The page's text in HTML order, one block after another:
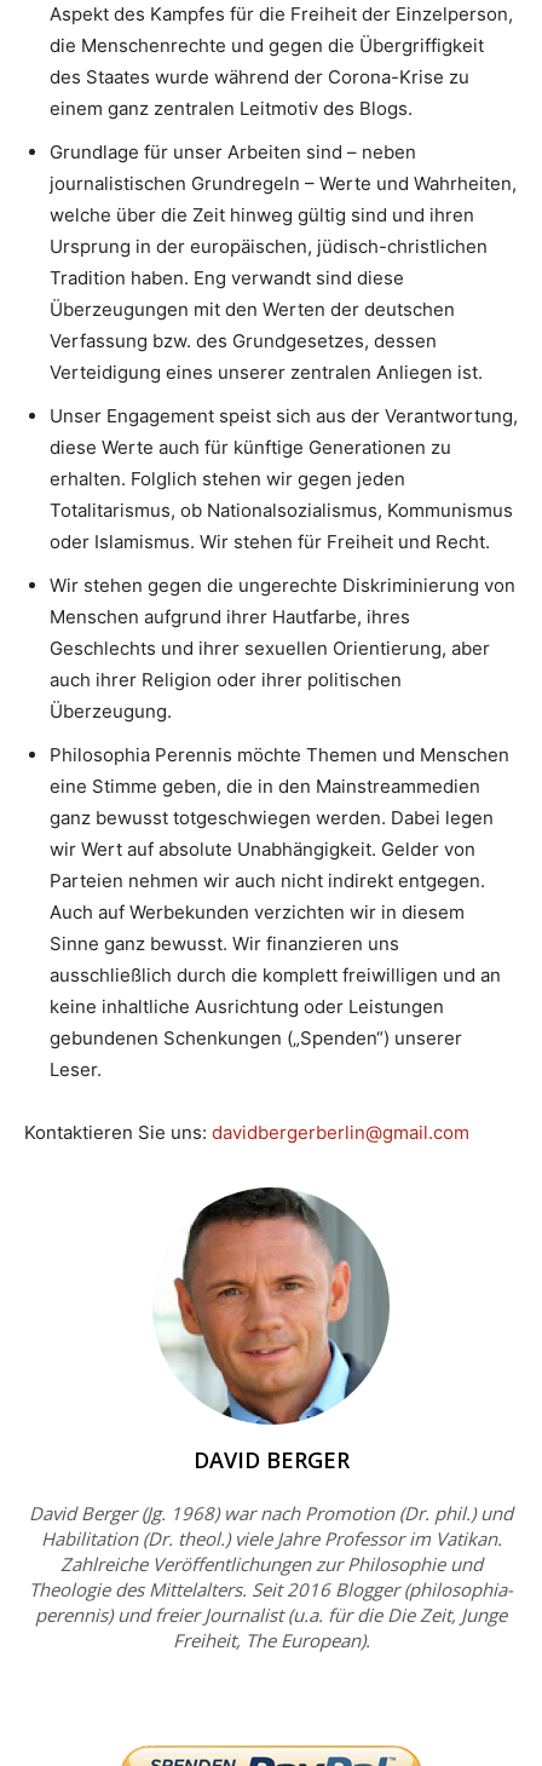
Aspekt des Kampfes für die Freiheit der Einzelperson,
die Menschenrechte und gegen die Übergriffigkeit
des Staates wurde während der Corona-Krise zu
einem ganz zentralen Leitmotiv des Blogs.
Grundlage für unser Arbeiten sind – neben
journalistischen Grundregeln – Werte und Wahrheiten,
welche über die Zeit hinweg gültig sind und ihren
Ursprung in der europäischen, jüdisch-christlichen
Tradition haben. Eng verwandt sind diese
Überzeugungen mit den Werten der deutschen
Verfassung bzw. des Grundgesetzes, dessen
Verteidigung eines unserer zentralen Anliegen ist.
Unser Engagement speist sich aus der Verantwortung,
diese Werte auch für künftige Generationen zu
erhalten. Folglich stehen wir gegen jeden
Totalitarismus, ob Nationalsozialismus, Kommunismus
oder Islamismus. Wir stehen für Freiheit und Recht.
Wir stehen gegen die ungerechte Diskriminierung von
Menschen aufgrund ihrer Hautfarbe, ihres
Geschlechts und ihrer sexuellen Orientierung, aber
auch ihrer Religion oder ihrer politischen
Überzeugung.
Philosophia Perennis möchte Themen und Menschen
eine Stimme geben, die in den Mainstreammedien
ganz bewusst totgeschwiegen werden. Dabei legen
wir Wert auf absolute Unabhängigkeit. Gelder von
Parteien nehmen wir auch nicht indirekt entgegen.
Auch auf Werbekunden verzichten wir in diesem
Sinne ganz bewusst. Wir finanzieren uns
ausschließlich durch die komplett freiwilligen und an
keine inhaltliche Ausrichtung oder Leistungen
gebundenen Schenkungen („Spenden“) unserer
Leser.
Kontaktieren Sie uns: davidbergerberlin@gmail.com
DAVID BERGER
David Berger (Jg. 1968) war nach Promotion (Dr. phil.) und
Habilitation (Dr. theol.) viele Jahre Professor im Vatikan.
Zahlreiche Veröffentlichungen zur Philosophie und
Theologie des Mittelalters. Seit 2016 Blogger (philosophia-
perennis) und freier Journalist (u.a. für die Die Zeit, Junge
Freiheit, The European).